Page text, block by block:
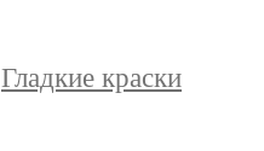
Гладкие краски